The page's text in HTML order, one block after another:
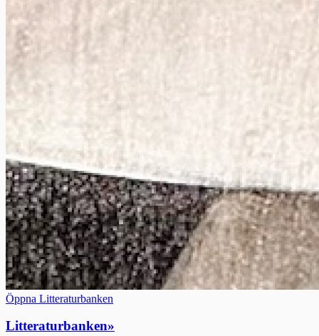
Öppna Litteraturbanken
Litteraturbanken»